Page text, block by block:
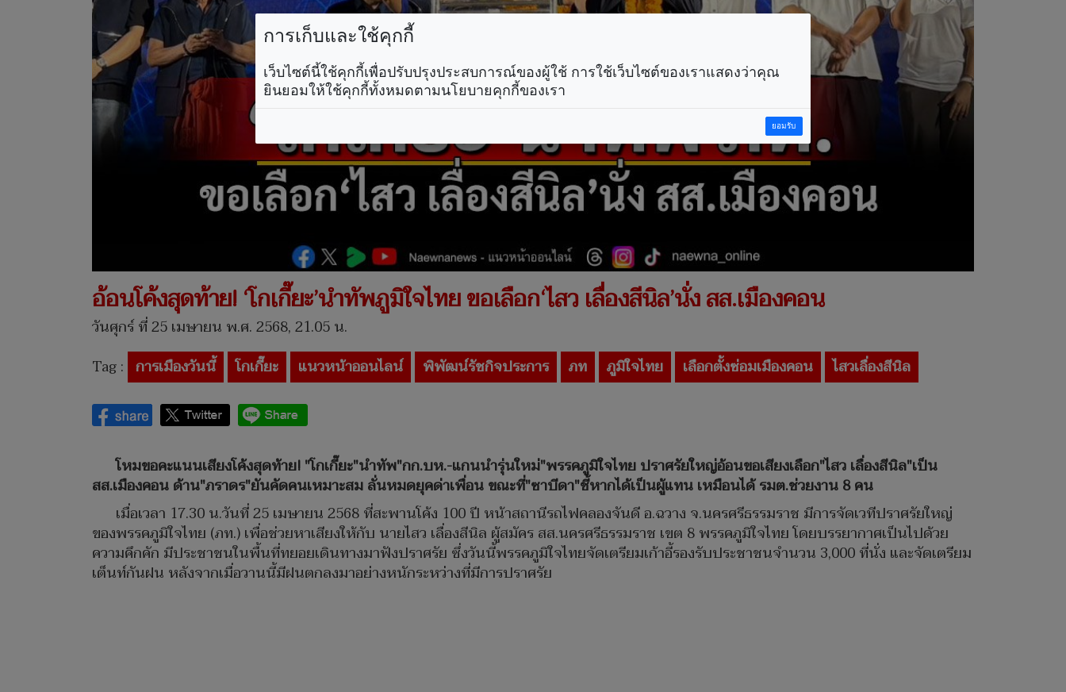
อ้อนโค้งสุดท้าย! ‘โกเกี๊ยะ’นำทัพภูมิใจไทย ขอเลือก‘ไสว เลื่องสีนิล’นั่ง สส.เมืองคอน
วันศุกร์ ที่ 25 เมษายน พ.ศ. 2568, 21.05 น.
Tag : การเมืองวันนี้ โกเกี๊ยะ แนวหน้าออนไลน์ พิพัฒน์รัชกิจประการ ภท ภูมิใจไทย เลือกตั้งซ่อมเมืองคอน ไสวเลื่องสีนิล
โหมขอคะแนนเสียงโค้งสุดท้าย! "โกเกี๊ยะ"นำทัพ"กก.บห.-แกนนำรุ่นใหม่"พรรคภูมิใจไทย ปราศรัยใหญ่อ้อนขอเสียงเลือก"ไสว เลื่องสีนิล"เป็น
สส.เมืองคอน ด้าน"ภราดร"ยันคัดคนเหมาะสม ลั่นหมดยุคด่าเพื่อน ขณะที่"ซาบีดา"ชี้หากได้เป็นผู้แทน เหมือนได้ รมต.ช่วยงาน 8 คน
เมื่อเวลา 17.30 น.วันที่ 25 เมษายน 2568 ที่สะพานโค้ง 100 ปี หน้าสถานีรถไฟคลองจันดี อ.ฉวาง จ.นครศรีธรรมราช มีการจัดเวทีปราศรัยใหญ่
ของพรรคภูมิใจไทย (ภท.) เพื่อช่วยหาเสียงให้กับ นายไสว เลื่องสีนิล ผู้สมัคร สส.นครศรีธรรมราช เขต 8 พรรคภูมิใจไทย โดยบรรยากาศเป็นไปด้วย
ความคึกคัก มีประชาชนในพื้นที่ทยอยเดินทางมาฟังปราศรัย ซึ่งวันนี้พรรคภูมิใจไทยจัดเตรียมเก้าอี้รองรับประชาชนจำนวน 3,000 ที่นั่ง และจัดเตรียม
เต็นท์กันฝน หลังจากเมื่อวานนี้มีฝนตกลงมาอย่างหนักระหว่างที่มีการปราศรัย
การเก็บและใช้คุกกี้
เว็บไซต์นี้ใช้คุกกี้เพื่อปรับปรุงประสบการณ์ของผู้ใช้ การใช้เว็บไซต์ของเราแสดงว่าคุณ
ยินยอมให้ใช้คุกกี้ทั้งหมดตามนโยบายคุกกี้ของเรา
ยอมรับ